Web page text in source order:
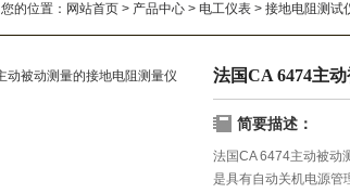
您的位置： 网站首页 > 产品中心 > 电工仪表 > 接地电阻测试
法国CA 6474主
简要描述：
法国CA 6474主动被动
是具有自动关机电源管